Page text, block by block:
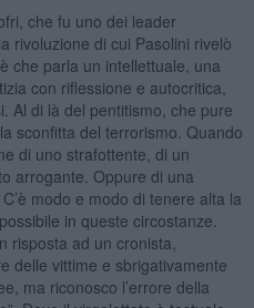
che fu uno dei leader
rivoluzione di cui Pasolini rivelò
che parla un intellettuale, una
con riflessione e autocritica,
Al di là del pentitismo, che pure
sconfitta del terrorismo. Quando
di uno strafottente, di un
arrogante. Oppure di una
modo e modo di tenere alta la
in queste circostanze.
risposta ad un cronista,
delle vittime e sbrigativamente
ma riconosco l’errore della